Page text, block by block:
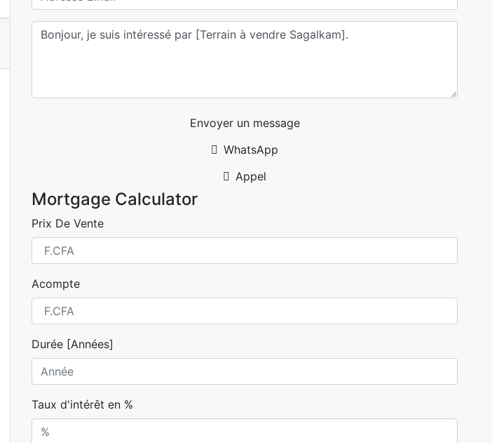
Envoyer un message
WhatsApp
Appel
Mortgage Calculator
Prix De Vente
Acompte
Durée [Années]
Taux d'intérêt en %